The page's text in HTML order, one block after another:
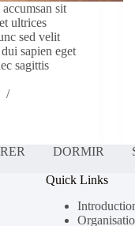
sit
ultrices
sed velit
sapien eget
sagittis
DORMIR
Quick Links